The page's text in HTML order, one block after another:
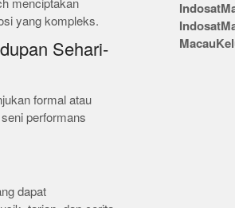
menciptakan
yang kompleks.
Sehari-
formal atau
performans
dapat
Indosat
Indosat
Macau